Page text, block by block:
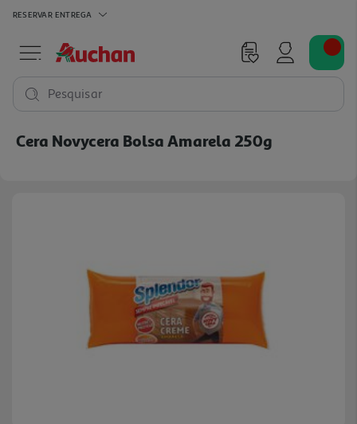
RESERVAR ENTREGA
Pesquisar
Cera Novycera Bolsa Amarela 250g